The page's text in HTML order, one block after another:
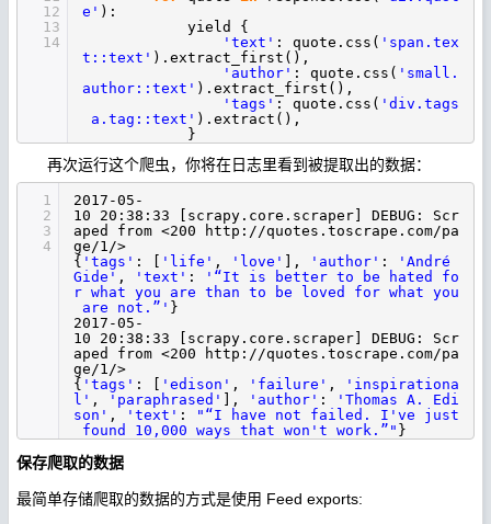
12
13
14
e' ):
yield {
'text' : quote.css( 'span.tex
t::text' ).extract_first(),
'author' : quote.css( 'small.
author::text' ).extract_first(),
'tags' : quote.css( 'div.tags
a.tag::text' ).extract(),
}
再次运行这个爬虫，你将在日志里看到被提取出的数据：
1
2
3
4
2017-05-
10 20:38:33 [scrapy.core.scraper] DEBUG: Scr
aped from <200 http: //quotes .toscrape.com/pa
ge/1/>
{ 'tags' : [ 'life' , 'love' ], 'author' :
'André
Gide' , 'text' :
'“It is better to be hated fo
r what you are than to be loved for what you
are not.”' }
2017-05-
10 20:38:33 [scrapy.core.scraper] DEBUG: Scr
aped from <200 http: //quotes .toscrape.com/pa
ge/1/>
{ 'tags' : [ 'edison' , 'failure' ,
'inspirationa
l' , 'paraphrased' ], 'author' :
'Thomas A. Edi
son' , 'text' :
"“I have not failed. I've just
found 10,000 ways that won't work.”" }
保存爬取的数据
最简单存储爬取的数据的方式是使用 Feed exports: